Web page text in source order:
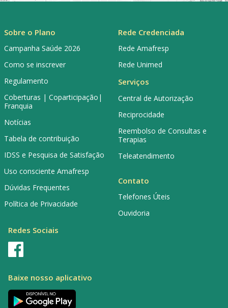
Sobre o Plano
Campanha Saúde 2026
Como se inscrever
Regulamento
Coberturas | Coparticipação|
Franquia
Notícias
Tabela de contribuição
IDSS e Pesquisa de Satisfação
Uso consciente Amafresp
Dúvidas Frequentes
Política de Privacidade
Rede Credenciada
Rede Amafresp
Rede Unimed
Serviços
Central de Autorização
Reciprocidade
Reembolso de Consultas e
Terapias
Teleatendimento
Contato
Telefones Úteis
Ouvidoria
Redes Sociais
Baixe nosso aplicativo